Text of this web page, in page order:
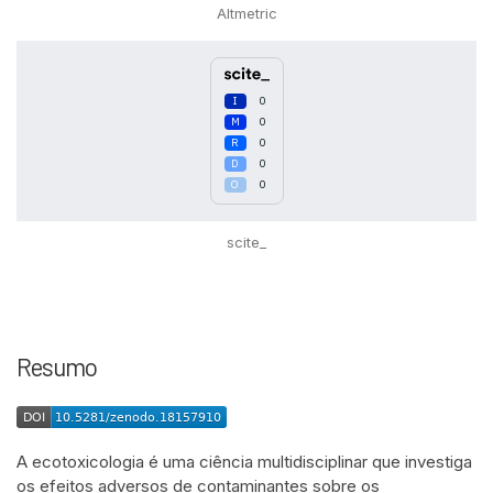
Altmetric
0
0
0
0
0
scite_
Resumo
A ecotoxicologia é uma ciência multidisciplinar que investiga
os efeitos adversos de contaminantes sobre os